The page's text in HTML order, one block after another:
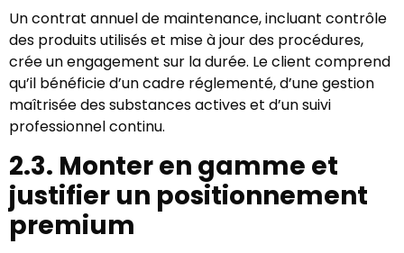
Un contrat annuel de maintenance, incluant contrôle
des produits utilisés et mise à jour des procédures,
crée un engagement sur la durée. Le client comprend
qu’il bénéficie d’un cadre réglementé, d’une gestion
maîtrisée des substances actives et d’un suivi
professionnel continu.
2.3. Monter en gamme et
justifier un positionnement
premium